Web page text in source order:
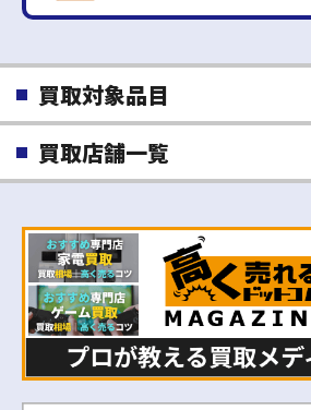
買取対象品目
買取店舗一覧